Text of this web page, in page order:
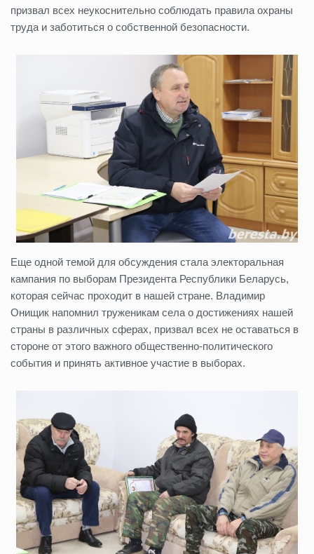
призвал всех неукоснительно соблюдать правила охраны
труда и заботиться о собственной безопасности.
Еще одной темой для обсуждения стала электоральная
кампания по выборам Президента Республики Беларусь,
которая сейчас проходит в нашей стране. Владимир
Онищик напомнил труженикам села о достижениях нашей
страны в различных сферах, призвал всех не оставаться в
стороне от этого важного общественно-политического
события и принять активное участие в выборах.